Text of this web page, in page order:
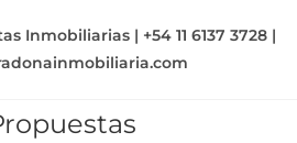
Inmobiliarias | +54 11 6137 3728 |